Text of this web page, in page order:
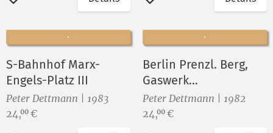
Merken Merken
S-Bahnhof Marx-
Engels-Platz III
Peter Dettmann | 1983
Preis:
24,00 €
Berlin Prenzl. Berg,
Gaswerk
Dimitroffstraße vor
dem Abriß (15)
Peter Dettmann | 1982
Preis:
24,00 €